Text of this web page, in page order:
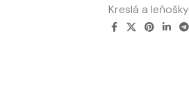
Kreslá a leňošky